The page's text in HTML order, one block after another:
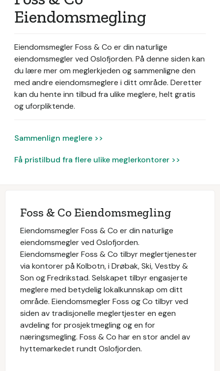
Eiendomsmegling
Eiendomsmegler Foss & Co er din naturlige
eiendomsmegler ved Oslofjorden. På denne siden kan
du lære mer om meglerkjeden og sammenligne den
med andre eiendomsmeglere i ditt område. Deretter
kan du hente inn tilbud fra ulike meglere, helt gratis
og uforpliktende.
Sammenlign meglere >>
Få pristilbud fra flere ulike meglerkontorer >>
Foss & Co Eiendomsmegling
Eiendomsmegler Foss & Co er din naturlige
eiendomsmegler ved Oslofjorden.
Eiendomsmegler Foss & Co tilbyr meglertjenester
via kontorer på Kolbotn, i Drøbak, Ski, Vestby &
Son og Fredrikstad. Selskapet tilbyr engasjerte
meglere med betydelig lokalkunnskap om ditt
område. Eiendomsmegler Foss og Co tilbyr ved
siden av tradisjonelle meglertjester en egen
avdeling for prosjektmegling og en for
næringsmegling. Foss & Co har en stor andel av
hyttemarkedet rundt Oslofjorden.